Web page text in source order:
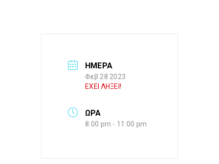
ΗΜΕΡΑ
Φεβ 28 2023
ΕΧΕΙ ΛΗΞΕΙ!
ΩΡΑ
8:00 pm - 11:00 pm